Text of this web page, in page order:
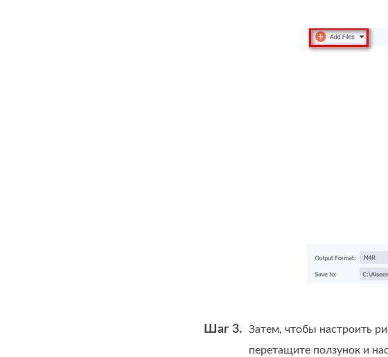
Шаг 3. Затем, чтобы настроить
перетащите ползунок и